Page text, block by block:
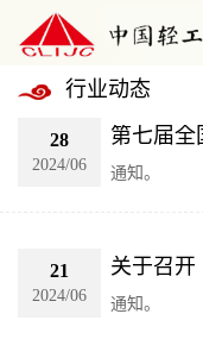
行业动态
28
2024/06 通知。
21
2024/06 通知。